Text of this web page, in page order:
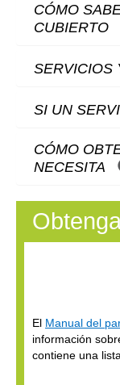
CÓMO
CUBIERTO
SERVICIOS
SI UN
CÓMO
NECESITA
El Manual del
información
contiene una